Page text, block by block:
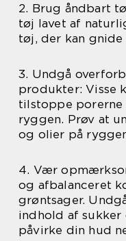
2. Brug åndbart
tøj lavet af
tøj, der kan
3. Undgå
produkter: Visse
tilstoppe
ryggen. Prøv at
og olier på
4. Vær
og afbalanceret
grøntsager.
indhold af sukker
påvirke din hud